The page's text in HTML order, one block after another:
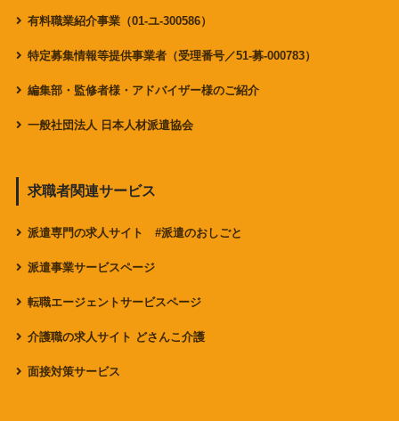
有料職業紹介事業（01-ユ-300586）
特定募集情報等提供事業者（受理番号／51-募-000783）
編集部・監修者様・アドバイザー様のご紹介
一般社団法人 日本人材派遣協会
求職者関連サービス
派遣専門の求人サイト #派遣のおしごと
派遣事業サービスページ
転職エージェントサービスページ
介護職の求人サイト どさんこ介護
面接対策サービス